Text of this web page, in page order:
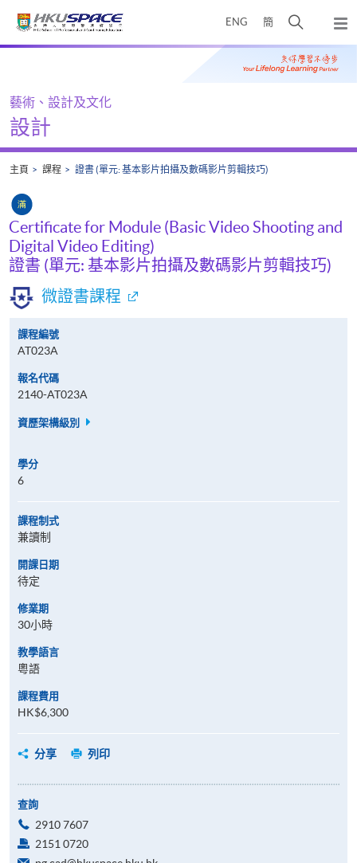
ENG 簡
開
搜
尋
彈
出
主
Main
藝術、設計及文化
設計
主頁 課程 證書 (單元: 基本影片拍攝及數碼影片剪輯技巧)
Certificate for Module (Basic Video Shooting and
Digital Video Editing)
證書 (單元: 基本影片拍攝及數碼影片剪輯技巧)
微證書課程
課程編號
AT023A
報名代碼
2140-AT023A
資歷架構級別
學分
6
課程制式
兼讀制
開課日期
待定
修業期
30小時
教學語言
粵語
課程費用
HK$6,300
分享 列印
查詢
2910 7607
2151 0720